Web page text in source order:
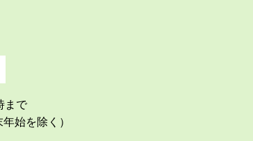
まで
始を除く）